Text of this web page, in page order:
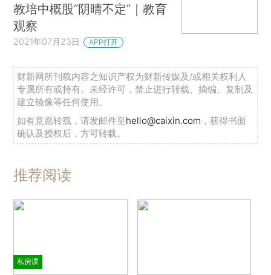
教培中概股“阴晴不定”｜教育
观察
2021年07月23日 APP打开
财新网所刊载内容之知识产权为财新传媒及/或相关权利人
专属所有或持有。未经许可，禁止进行转载、摘编、复制及
建立镜像等任何使用。
如有意愿转载，请发邮件至hello@caixin.com ，获得书面
确认及授权后，方可转载。
推荐阅读
私房课